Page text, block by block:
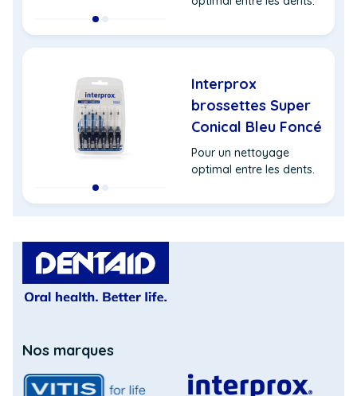
Interprox
brossettes Super
Conical Bleu Foncé
Pour un nettoyage
optimal entre les dents.
a
window)
Nos marques